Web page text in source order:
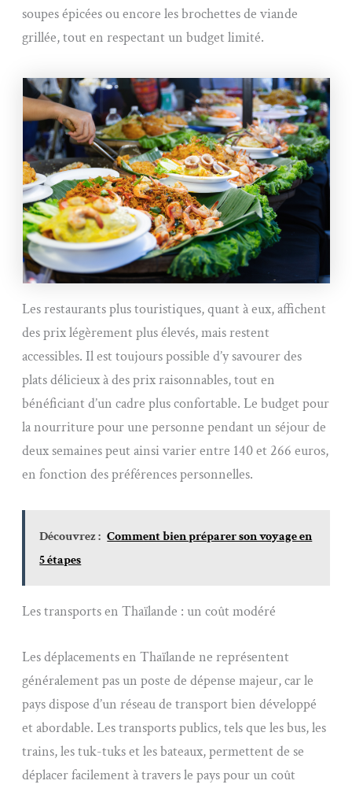
soupes épicées ou encore les brochettes de viande
grillée, tout en respectant un budget limité.
Les restaurants plus touristiques, quant à eux, affichent
des prix légèrement plus élevés, mais restent
accessibles. Il est toujours possible d’y savourer des
plats délicieux à des prix raisonnables, tout en
bénéficiant d’un cadre plus confortable. Le budget pour
la nourriture pour une personne pendant un séjour de
deux semaines peut ainsi varier entre 140 et 266 euros,
en fonction des préférences personnelles.
Découvrez : Comment bien préparer son voyage en
5 étapes
Les transports en Thaïlande : un coût modéré
Les déplacements en Thaïlande ne représentent
généralement pas un poste de dépense majeur, car le
pays dispose d’un réseau de transport bien développé
et abordable. Les transports publics, tels que les bus, les
trains, les tuk-tuks et les bateaux, permettent de se
déplacer facilement à travers le pays pour un coût